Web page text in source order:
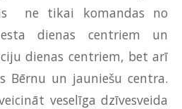
ne tikai komandas no
dienas centriem un
dienas centriem, bet arī
Bērnu un jauniešu centra.
veselīga dzīvesveida